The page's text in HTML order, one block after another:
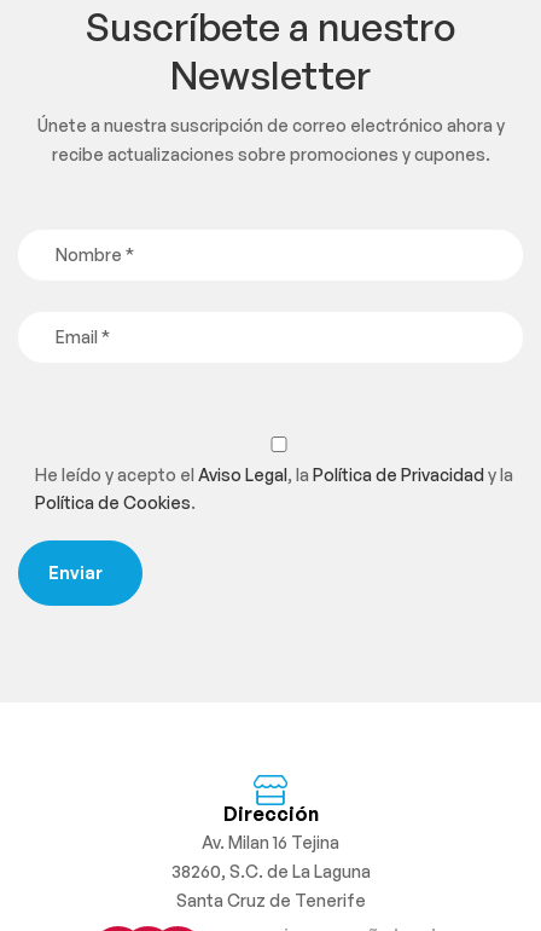
Suscríbete a nuestro
Newsletter
Únete a nuestra suscripción de correo electrónico ahora y
recibe actualizaciones sobre promociones y cupones.
He leído y acepto el Aviso Legal, la Política de Privacidady la
Política de Cookies.
Dirección
Av. Milan 16 Tejina
38260, S.C. de La Laguna
Santa Cruz de Tenerife